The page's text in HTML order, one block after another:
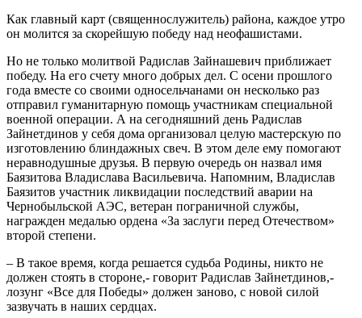
Как главный карт (священнослужитель) района, каждое утро
он молится за скорейшую победу над неофашистами.
Но не только молитвой Радислав Зайнашевич приближает
победу. На его счету много добрых дел. С осени прошлого
года вместе со своими односельчанами он несколько раз
отправил гуманитарную помощь участникам специальной
военной операции. А на сегодняшний день Радислав
Зайнетдинов у себя дома организовал целую мастерскую по
изготовлению блиндажных свеч. В этом деле ему помогают
неравнодушные друзья. В первую очередь он назвал имя
Баязитова Владислава Васильевича. Напомним, Владислав
Баязитов участник ликвидации последствий аварии на
Чернобыльской АЭС, ветеран пограничной службы,
награжден медалью ордена «За заслуги перед Отечеством»
второй степени.
– В такое время, когда решается судьба Родины, никто не
должен стоять в стороне,- говорит Радислав Зайнетдинов,-
лозунг «Все для Победы» должен заново, с новой силой
зазвучать в наших сердцах.